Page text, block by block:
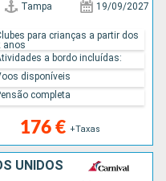
Tampa 19/09/2027
176 € +Taxas
para crianças a partir dos
anos
a bordo incluídas:
disponíveis
completa
UNIDOS